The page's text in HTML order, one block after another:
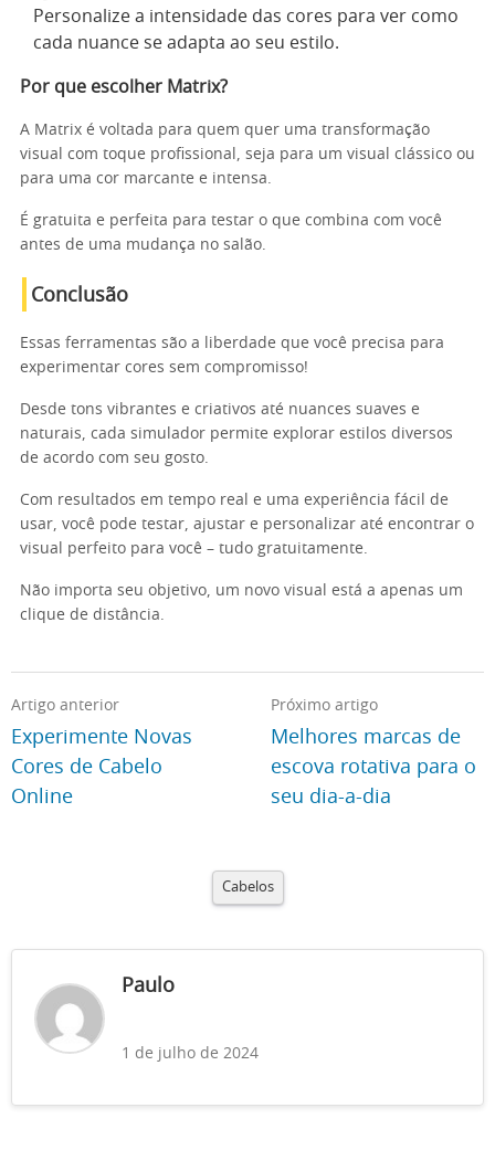
Personalize a intensidade das cores para ver como
cada nuance se adapta ao seu estilo.
Por que escolher Matrix?
A Matrix é voltada para quem quer uma transformação
visual com toque profissional, seja para um visual clássico ou
para uma cor marcante e intensa.
É gratuita e perfeita para testar o que combina com você
antes de uma mudança no salão.
Conclusão
Essas ferramentas são a liberdade que você precisa para
experimentar cores sem compromisso!
Desde tons vibrantes e criativos até nuances suaves e
naturais, cada simulador permite explorar estilos diversos
de acordo com seu gosto.
Com resultados em tempo real e uma experiência fácil de
usar, você pode testar, ajustar e personalizar até encontrar o
visual perfeito para você – tudo gratuitamente.
Não importa seu objetivo, um novo visual está a apenas um
clique de distância.
Artigo anterior
Experimente Novas
Cores de Cabelo
Online
Próximo artigo
Melhores marcas de
escova rotativa para o
seu dia-a-dia
Cabelos
Paulo
1 de julho de 2024